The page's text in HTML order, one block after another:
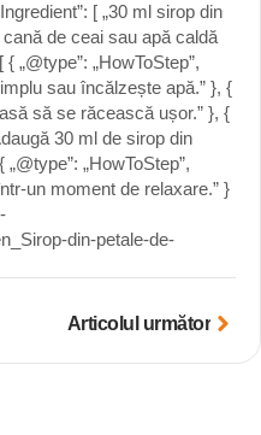
[ „30 ml sirop din
cană de ceai sau apă caldă
„@type”: „HowToStep”,
sau încălzește apă.” }, {
să se răcească ușor.” }, {
30 ml de sirop din
„HowToStep”,
un moment de relaxare.” }
din-petale-de-
Articolul următor